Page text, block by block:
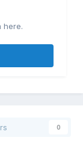
here.
0